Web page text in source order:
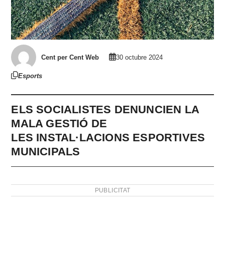
Cent per Cent Web 30 octubre 2024
Esports
ELS SOCIALISTES DENUNCIEN LA
MALA GESTIÓ DE
LES INSTAL·LACIONS ESPORTIVES
MUNICIPALS
PUBLICITAT